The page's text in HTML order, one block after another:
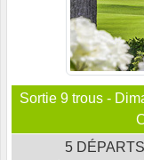
Sortie 9 trous -
5 DÉPARTS